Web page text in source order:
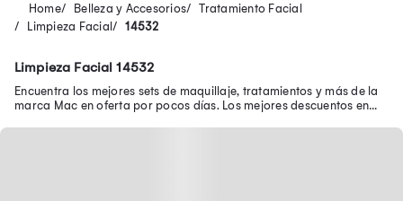
Belleza y Accesorios
Tratamiento Facial
Limpieza Facial
14532
Limpieza Facial 14532
Encuentra los mejores sets de maquillaje, tratamientos y más de la
marca Mac en oferta por pocos días. Los mejores descuentos en